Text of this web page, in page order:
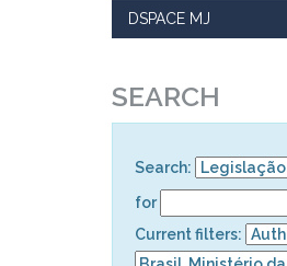
DSPACE MJ
SEARCH
Search:
for
Current filters: